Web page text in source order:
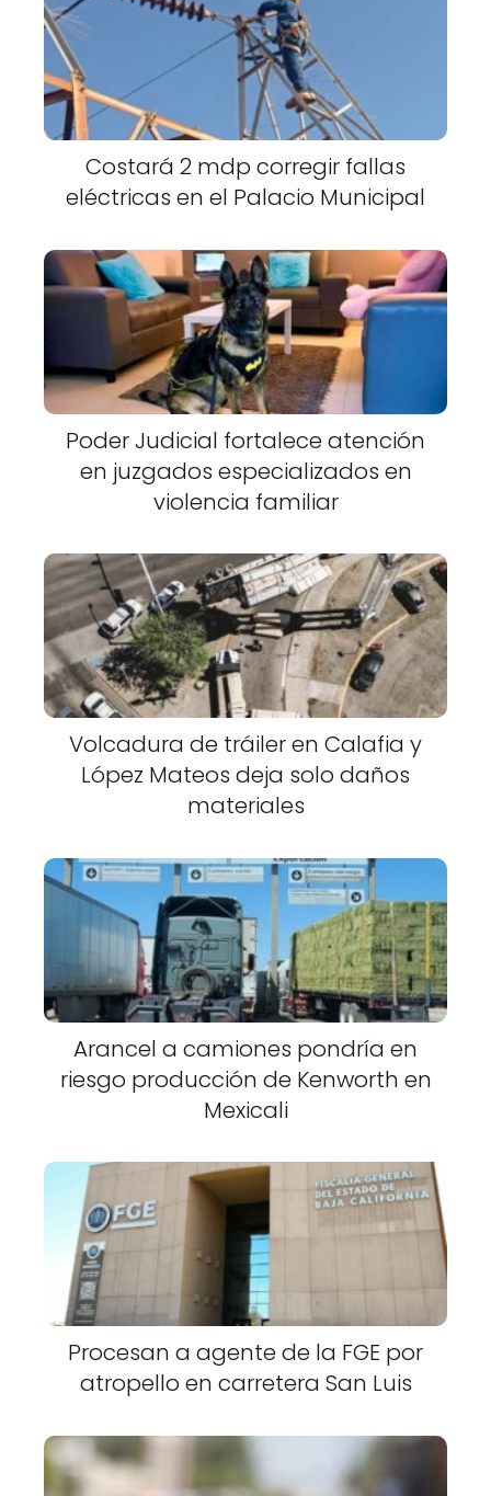
Costará 2 mdp corregir fallas
eléctricas en el Palacio Municipal
Poder Judicial fortalece atención
en juzgados especializados en
violencia familiar
Volcadura de tráiler en Calafia y
López Mateos deja solo daños
materiales
Arancel a camiones pondría en
riesgo producción de Kenworth en
Mexicali
Procesan a agente de la FGE por
atropello en carretera San Luis